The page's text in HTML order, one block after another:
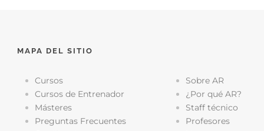
MAPA DEL SITIO
Cursos
Cursos de Entrenador
Másteres
Preguntas Frecuentes
Sobre AR
¿Por qué AR?
Staff técnico
Profesores